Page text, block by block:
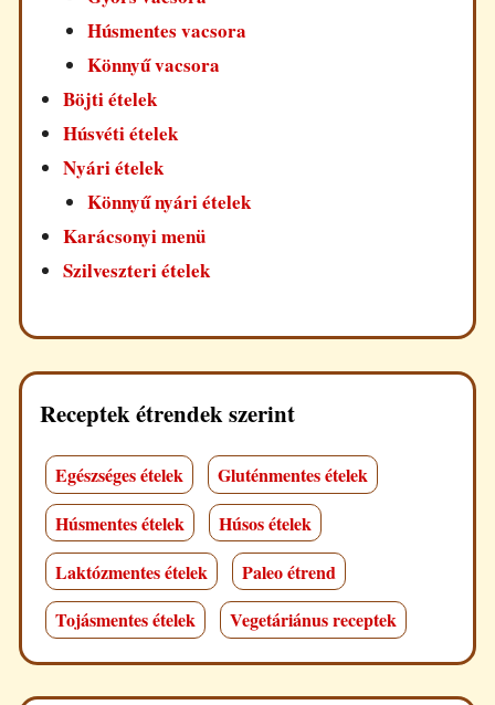
Húsmentes vacsora
Könnyű vacsora
Böjti ételek
Húsvéti ételek
Nyári ételek
Könnyű nyári ételek
Karácsonyi menü
Szilveszteri ételek
Receptek étrendek szerint
Egészséges ételek
Gluténmentes ételek
Húsmentes ételek
Húsos ételek
Laktózmentes ételek
Paleo étrend
Tojásmentes ételek
Vegetáriánus receptek